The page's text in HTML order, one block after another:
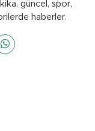
güncel, spor,
haberler.